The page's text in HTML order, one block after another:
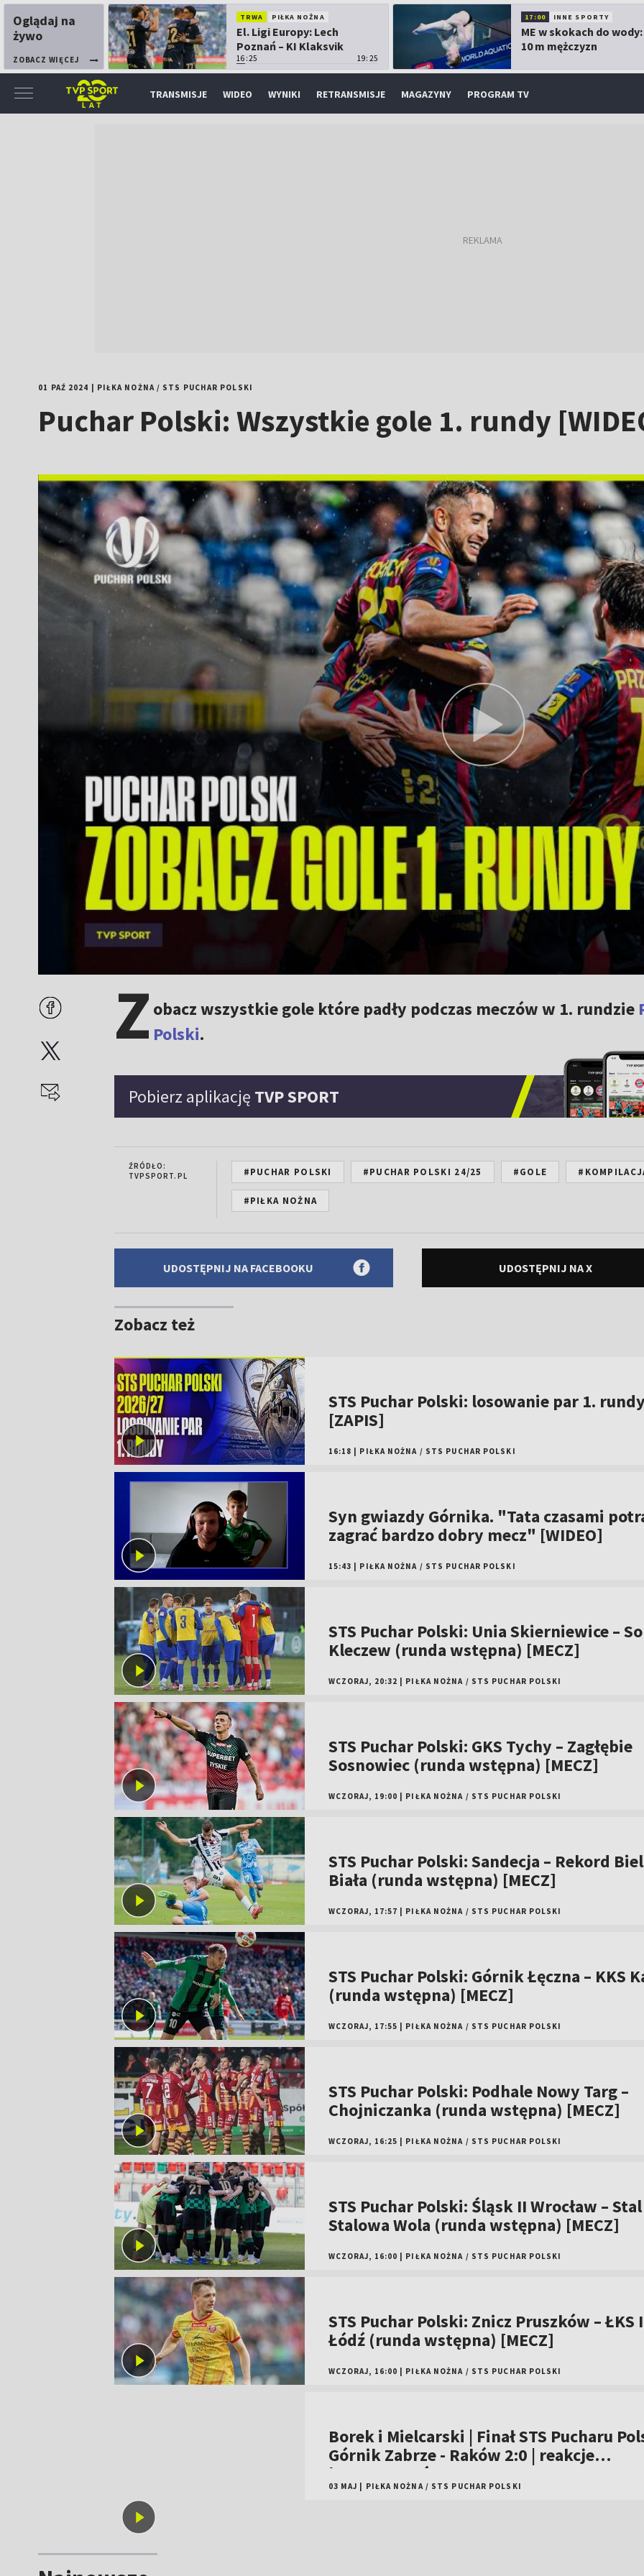
Oglądaj na
żywo
ZOBACZ WIĘCEJ
TRWA PIŁKA NOŻNA
El. Ligi Europy: Lech
Poznań – KI Klaksvik
16:25 19:25
17:00 INNE SPORTY
ME w skokach do wody:
10 m mężczyzn
TRANSMISJE WIDEO WYNIKI RETRANSMISJE MAGAZYNY PROGRAM TV
01 PAŹ 2024 PIŁKA NOŻNA/ STS PUCHAR POLSKI
Puchar Polski: Wszystkie gole 1. rundy
Z obacz wszystkie gole które padły podczas meczów w 1. rundzie
Polski.
Pobierz aplikację TVP SPORT
ŹRÓDŁO:
TVPSPORT.PL
#PUCHAR POLSKI #PUCHAR POLSKI 24/25 #GOLE
#PIŁKA NOŻNA
UDOSTĘPNIJ NA FACEBOOKU UDOSTĘPNIJ NA X
Zobacz też
STS Puchar Polski: losowanie par 1.
[ZAPIS]
16:18 PIŁKA NOŻNA / STS PUCHAR POLSKI
Syn gwiazdy Górnika. "Tata czasami
zagrać bardzo dobry mecz" [WIDEO]
15:43 PIŁKA NOŻNA / STS PUCHAR POLSKI
STS Puchar Polski: Unia Skierniewice –
Kleczew (runda wstępna) [MECZ]
WCZORAJ, 20:32 PIŁKA NOŻNA / STS PUCHAR POLSKI
STS Puchar Polski: GKS Tychy – Zagłębie
Sosnowiec (runda wstępna) [MECZ]
WCZORAJ, 19:00 PIŁKA NOŻNA / STS PUCHAR POLSKI
STS Puchar Polski: Sandecja – Rekord
Biała (runda wstępna) [MECZ]
WCZORAJ, 17:57 PIŁKA NOŻNA / STS PUCHAR POLSKI
STS Puchar Polski: Górnik Łęczna – KKS
(runda wstępna) [MECZ]
WCZORAJ, 17:55 PIŁKA NOŻNA / STS PUCHAR POLSKI
STS Puchar Polski: Podhale Nowy Targ –
Chojniczanka (runda wstępna) [MECZ]
WCZORAJ, 16:25 PIŁKA NOŻNA / STS PUCHAR POLSKI
STS Puchar Polski: Śląsk II Wrocław – Stal
Stalowa Wola (runda wstępna) [MECZ]
WCZORAJ, 16:00 PIŁKA NOŻNA / STS PUCHAR POLSKI
STS Puchar Polski: Znicz Pruszków – ŁKS
Łódź (runda wstępna) [MECZ]
WCZORAJ, 16:00 PIŁKA NOŻNA / STS PUCHAR POLSKI
Borek i Mielcarski | Finał STS Pucharu
Górnik Zabrze - Raków 2:0 | reakcje
komentatorów
03 MAJ PIŁKA NOŻNA / STS PUCHAR POLSKI